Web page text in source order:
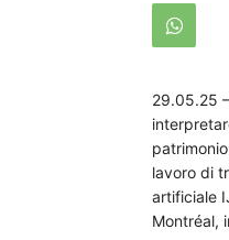
29.05.25 –
lavoro di
artificiale
Montréal,